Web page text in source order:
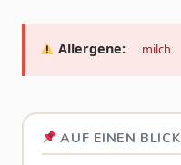
Allergene: milch
AUF EINEN BLICK